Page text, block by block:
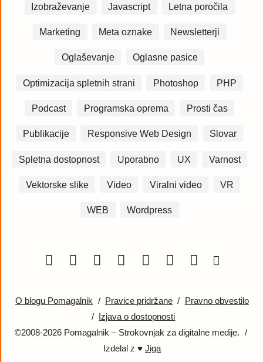
Izobraževanje Javascript Letna poročila
Marketing Meta oznake Newsletterji
Oglaševanje Oglasne pasice
Optimizacija spletnih strani Photoshop PHP
Podcast Programska oprema Prosti čas
Publikacije Responsive Web Design Slovar
Spletna dostopnost Uporabno UX Varnost
Vektorske slike Video Viralni video VR
WEB Wordpress
O blogu Pomagalnik / Pravice pridržane /
Pravno obvestilo
/
Izjava o dostopnosti
©2008-2026 Pomagalnik – Strokovnjak za digitalne medije.
/
Izdelal z ♥ Jiga